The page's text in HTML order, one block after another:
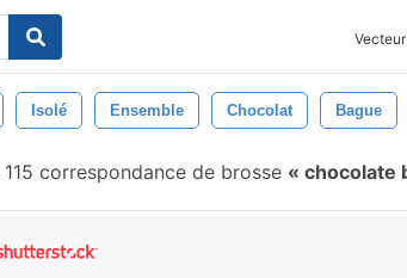
Isolé Ensemble Chocolat Bague
115 correspondance de brosse chocolate